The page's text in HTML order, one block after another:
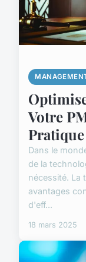
Votre
Pratique
Dans le
de la
nécessité. La
avantages
d'eff...
18 mars 2025